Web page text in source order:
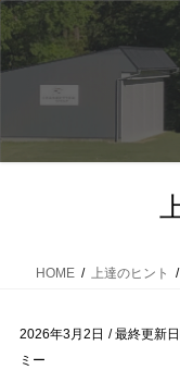
コ
ン
テ
へ
ス
ナ
ビ
ゲ
ョ
ン
HOME 上達のヒント
2026年3月2日 / 最終更新
ミー